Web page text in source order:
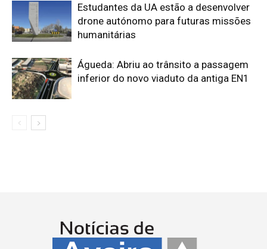
Estudantes da UA estão a desenvolver
drone autónomo para futuras missões
humanitárias
Águeda: Abriu ao trânsito a passagem
inferior do novo viaduto da antiga EN1